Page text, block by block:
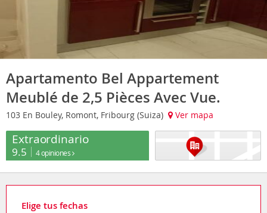
Apartamento Bel Appartement
Meublé de 2,5 Pièces Avec Vue.
103 En Bouley, Romont, Fribourg (Suiza) Ver mapa
Extraordinario
9.5 4 opiniones
Elige tus fechas